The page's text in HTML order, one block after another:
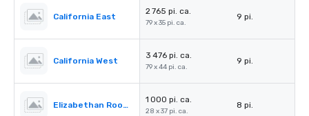
California East
2 765 pi. ca.
79 x 35 pi. ca.
9 pi.
California West
3 476 pi. ca.
79 x 44 pi. ca.
9 pi.
Elizabethan Room A
1 000 pi. ca.
28 x 37 pi. ca.
8 pi.